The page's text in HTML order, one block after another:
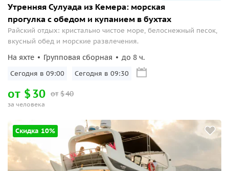
Утренняя Сулуада из Кемера: морская
прогулка с обедом и купанием в бухтах
Райский отдых: кристально чистое море, белоснежный песок,
вкусный обед и морские развлечения.
На яхте Групповая сборная до 8 ч.
Сегодня в 09:00 Сегодня в 09:30
от $40
от $30
за человека
Скидка 10%